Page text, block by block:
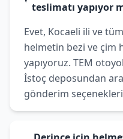
teslimatı yapıyor
Evet, Kocaeli ili ve
helmetin bezi ve çim
yapıyoruz. TEM
İstoç deposundan
gönderim